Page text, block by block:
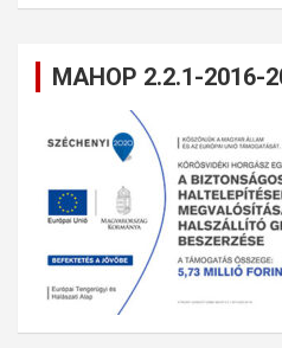
MAHOP 2.2.1-2016-